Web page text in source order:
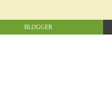
BLOGGER